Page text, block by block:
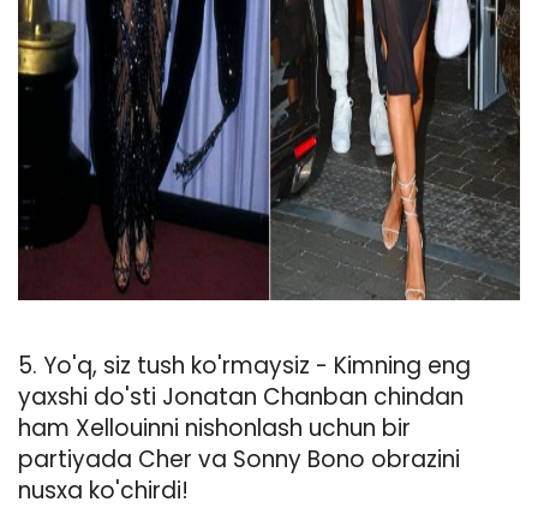
ad
5. Yo'q, siz tush ko'rmaysiz - Kimning eng
yaxshi do'sti Jonatan Chanban chindan
ham Xellouinni nishonlash uchun bir
partiyada Cher va Sonny Bono obrazini
nusxa ko'chirdi!